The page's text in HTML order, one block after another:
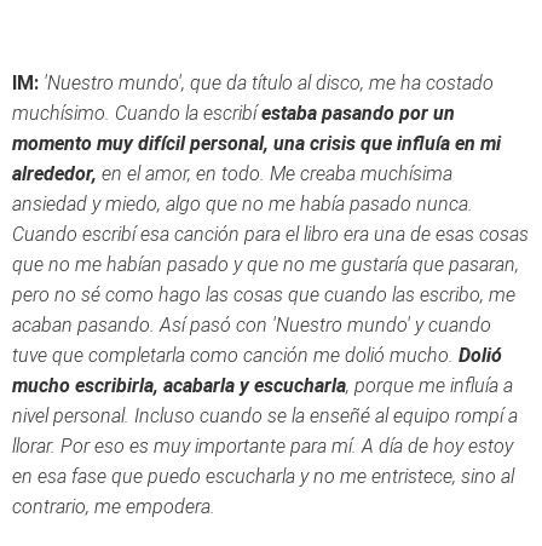
IM: 'Nuestro mundo', que da título al disco, me ha costado
muchísimo. Cuando la escribíestaba pasando por un
momento muy difícil personal, una crisis que influía en mi
alrededor, en el amor, en todo. Me creaba muchísima
ansiedad y miedo, algo que no me había pasado nunca.
Cuando escribí esa canción para el libro era una de esas cosas
que no me habían pasado y que no me gustaría que pasaran,
pero no sé como hago las cosas que cuando las escribo, me
acaban pasando. Así pasó con 'Nuestro mundo' y cuando
tuve que completarla como canción me dolió mucho. Dolió
mucho escribirla, acabarla y escucharla, porque me influía a
nivel personal. Incluso cuando se la enseñé al equipo rompí a
llorar. Por eso es muy importante para mí. A día de hoy estoy
en esa fase que puedo escucharla y no me entristece, sino al
contrario, me empodera.